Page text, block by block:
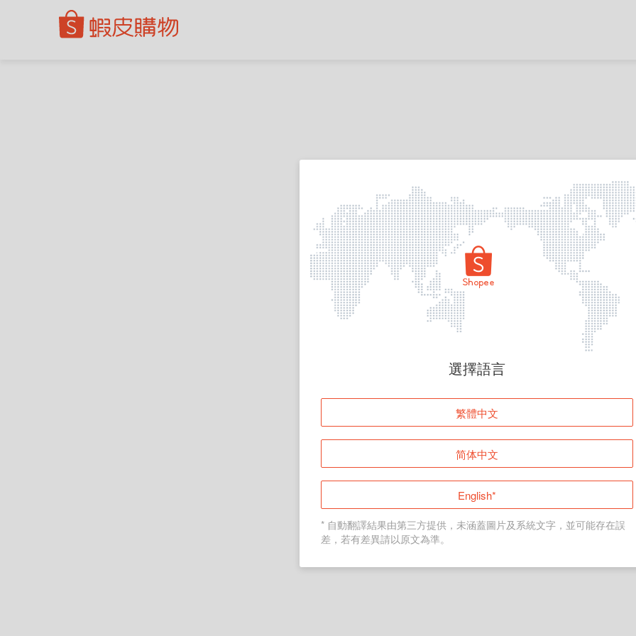
頁面無法顯示
登入
返回首頁
選擇語言
繁體中文
简体中文
English*
* 自動翻譯結果由第三方提供，未涵蓋圖片及系統文字，並可能存在誤
差，若有差異請以原文為準。